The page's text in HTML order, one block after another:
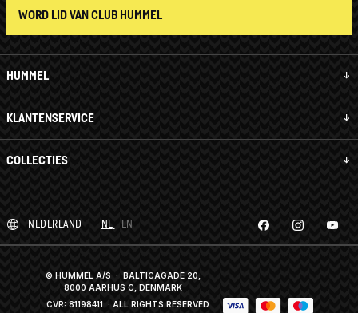
HUMMEL
KLANTENSERVICE
COLLECTIES
WORD LID VAN CLUB HUMMEL
NEDERLAND NL EN
© HUMMEL A/S · BALTICAGADE 20,
8000 AARHUS C, DENMARK
CVR: 81198411 · ALL RIGHTS RESERVED